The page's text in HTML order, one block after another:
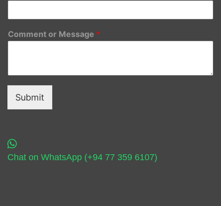
Comment or Message *
Submit
Chat on WhatsApp (+94 77 359 6107)